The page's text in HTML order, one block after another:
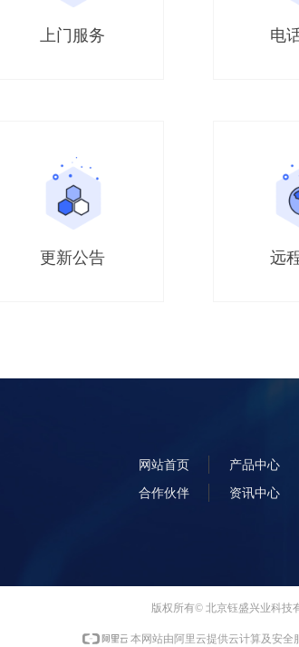
上门服务 电
更新公告 远
网站首页 产品中心
合作伙伴 资讯中心
版权所有© 北京钰盛兴业科技
本网站由阿里云提供云计算及安全